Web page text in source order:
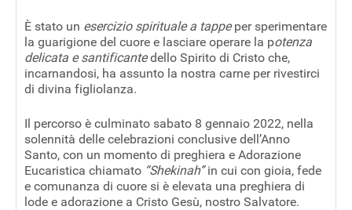
È stato un esercizio spirituale a tappeper sperimentare
la guarigione del cuore e lasciare operare la potenza
delicata e santificantedello Spirito di Cristo che,
incarnandosi, ha assunto la nostra carne per rivestirci
di divina figliolanza.
Il percorso è culminato sabato 8 gennaio 2022, nella
solennità delle celebrazioni conclusive dell’Anno
Santo, con un momento di preghiera e Adorazione
Eucaristica chiamato “Shekinah”in cui con gioia, fede
e comunanza di cuore si è elevata una preghiera di
lode e adorazione a Cristo Gesù, nostro Salvatore.